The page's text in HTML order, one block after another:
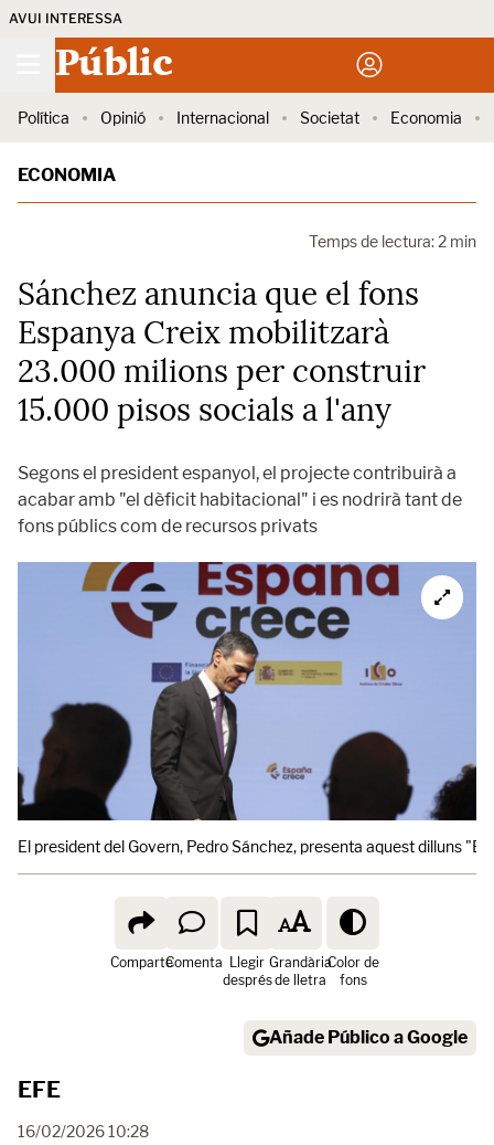
AVUI INTERESSA
Públic
Política Opinió Internacional Societat Economia
ECONOMIA
Temps de lectura: 2 min
Sánchez anuncia que el fons
Espanya Creix mobilitzarà
23.000 milions per construir
15.000 pisos socials a l'any
Segons el president espanyol, el projecte contribuirà a
acabar amb "el dèficit habitacional" i es nodrirà tant de
fons públics com de recursos privats
El president del Govern, Pedro Sánchez, presenta aquest dilluns
ComparteComenta Llegir
després
Grandària
de lletra
Color de
fons
Añade Público a Google
EFE
16/02/2026 10:28